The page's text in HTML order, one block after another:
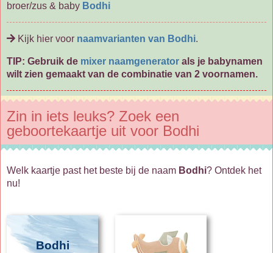
broer/zus & baby Bodhi
Kijk hier voor naamvarianten van Bodhi.
TIP: Gebruik de mixer naamgenerator als je babynamen
wilt zien gemaakt van de combinatie van 2 voornamen.
Zin in iets leuks? Zoek een
geboortekaartje uit voor Bodhi
Welk kaartje past het beste bij de naam Bodhi? Ontdek het
nu!
Bodhi